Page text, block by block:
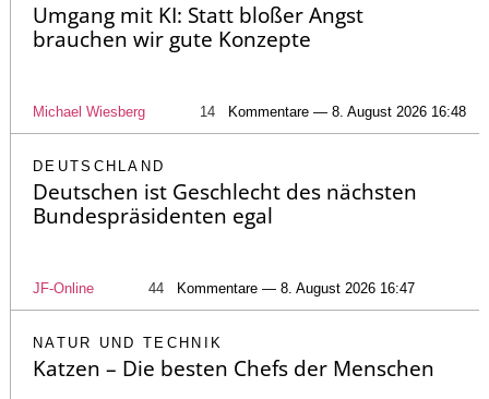
Umgang mit KI: Statt bloßer Angst
brauchen wir gute Konzepte
Michael Wiesberg 14 Kommentare — 8. August 2026 16:48
DEUTSCHLAND
Deutschen ist Geschlecht des nächsten
Bundespräsidenten egal
JF-Online 44 Kommentare — 8. August 2026 16:47
NATUR UND TECHNIK
Katzen – Die besten Chefs der Menschen